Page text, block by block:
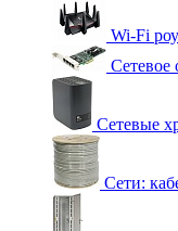
Wi-Fi
Сетевое
Сетевые
Сети: